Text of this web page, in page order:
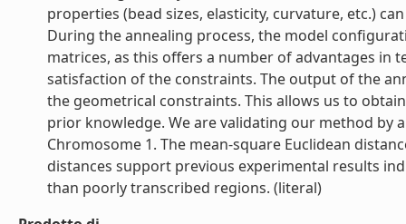
properties (bead sizes, elasticity, curvature, etc.)
During the annealing process, the model
matrices, as this offers a number of advantages
satisfaction of the constraints. The output of the
the geometrical constraints. This allows us to
prior knowledge. We are validating our method by
Chromosome 1. The mean-square Euclidean
distances support previous experimental results
than poorly transcribed regions. (literal)